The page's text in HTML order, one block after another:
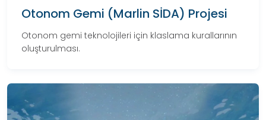
Otonom Gemi (Marlin SİDA) Projesi
Otonom gemi teknolojileri için klaslama kurallarının
oluşturulması.